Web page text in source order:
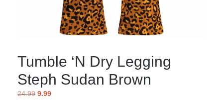
Tumble ‘N Dry Legging
Steph Sudan Brown
24.99 9.99